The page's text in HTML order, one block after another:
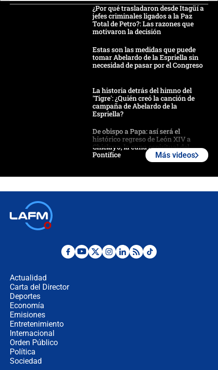
¿Por qué trasladaron desde Itagüí a
jefes criminales ligados a la Paz
Total de Petro?: Las razones que
motivaron la decisión
Estas son las medidas que puede
tomar Abelardo de la Espriella sin
necesidad de pasar por el Congreso
La historia detrás del himno del
'Tigre': ¿Quién creó la canción de
campaña de Abelardo de la
Espriella?
De obispo a Papa: así será el
histórico regreso de León XIV a
Chiclayo, la cuna espiritual del
Pontífice
¿La posesión de Abelardo De la
Más videos
Actualidad
Carta del Director
Deportes
Economía
Emisiones
Entretenimiento
Internacional
Orden Público
Política
Sociedad